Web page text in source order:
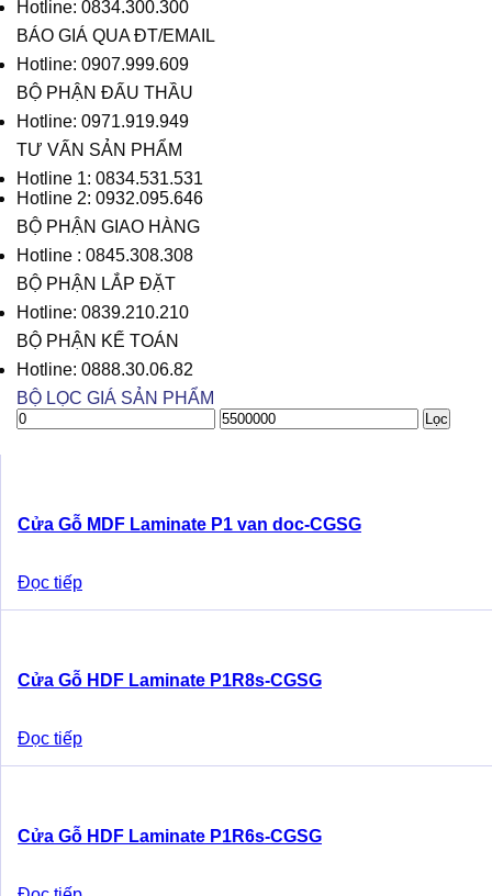
Hotline: 0834.300.300
BÁO GIÁ QUA ĐT/EMAIL
Hotline: 0907.999.609
BỘ PHẬN ĐẤU THẦU
Hotline: 0971.919.949
TƯ VẤN SẢN PHẨM
Hotline 1: 0834.531.531
Hotline 2: 0932.095.646
BỘ PHẬN GIAO HÀNG
Hotline : 0845.308.308
BỘ PHẬN LẮP ĐẶT
Hotline: 0839.210.210
BỘ PHẬN KẾ TOÁN
Hotline: 0888.30.06.82
BỘ LỌC GIÁ SẢN PHẨM
Giá
Giá
Lọc
Cửa Gỗ MDF Laminate P1 van doc-CGSG
Đọc tiếp
Cửa Gỗ HDF Laminate P1R8s-CGSG
Đọc tiếp
Cửa Gỗ HDF Laminate P1R6s-CGSG